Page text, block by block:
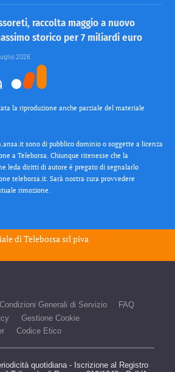
raccolta maggio a nuovo
storico per 7 miliardi euro
2026
la riproduzione anche parziale del materiale
sono di pubblico dominio o soggette a licenza
a Teleborsa. Chiunque ritenesse che la
leda diritti di autore è pregato di segnalarlo
teleborsa.it. Sarà nostra cura provvedere
rimozione.
diTeleborsa srlpiva
Condizioni Generali di Servizio
FAQ
Gestione Cookie
Codice Etico
quotidiana - Iscrizione al Registro